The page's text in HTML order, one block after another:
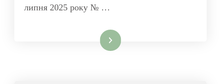
липня 2025 року № …
Читати далі